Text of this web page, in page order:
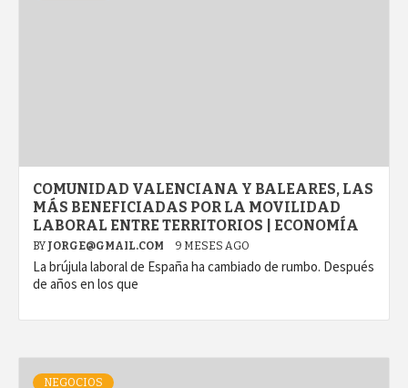
COMUNIDAD VALENCIANA Y BALEARES, LAS
MÁS BENEFICIADAS POR LA MOVILIDAD
LABORAL ENTRE TERRITORIOS | ECONOMÍA
BY JORGE@GMAIL.COM 9 MESES AGO
La brújula laboral de España ha cambiado de rumbo. Después
de años en los que
NEGOCIOS